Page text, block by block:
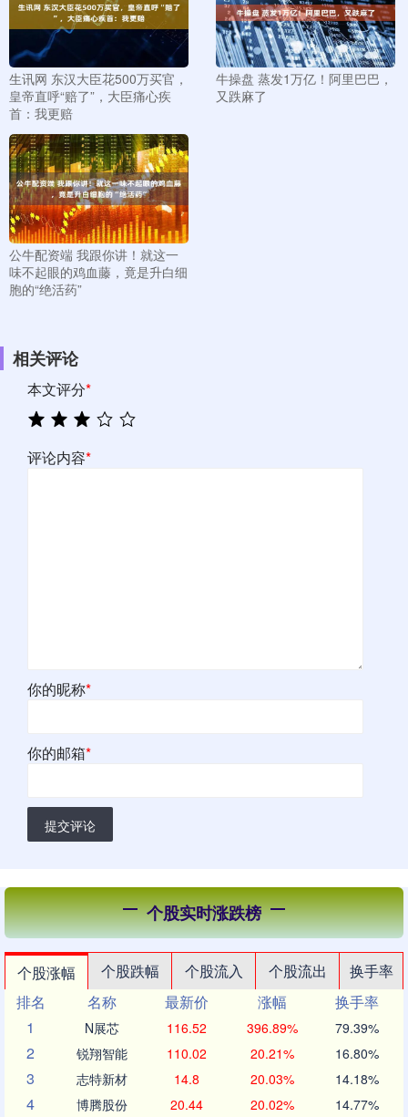
生讯网 东汉大臣花500万买官，
皇帝直呼“赔了”，大臣痛心疾
首：我更赔
牛操盘 蒸发1万亿！阿里巴巴，
又跌麻了
公牛配资端 我跟你讲！就这一
味不起眼的鸡血藤，竟是升白细
胞的“绝活药”
相关评论
本文评分*
评论内容*
你的昵称*
你的邮箱*
提交评论
个股实时涨跌榜
个股涨幅 个股跌幅 个股流入 个股流出
换手率
排名
名称 最新价 涨幅
换手率
1
N展芯 116.52 396.89% 79.39%
2 锐翔智能 110.02 20.21% 16.80%
3 志特新材 14.8 20.03% 14.18%
4 博腾股份 20.44 20.02% 14.77%